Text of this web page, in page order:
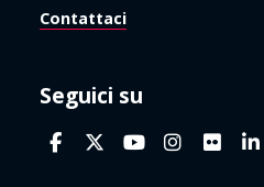
Contattaci
Seguici su